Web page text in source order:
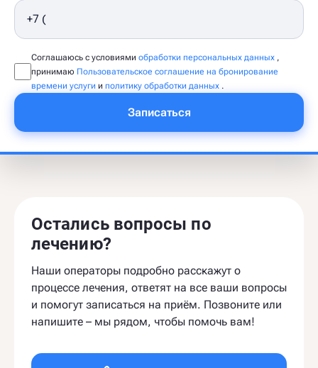
Соглашаюсь с условиями обработки персональных данных ,
принимаю Пользовательское соглашение на бронирование
времени услуги и политику обработки данных .
Записаться
Остались вопросы по
лечению?
Наши операторы подробно расскажут о
процессе лечения, ответят на все ваши вопросы
и помогут записаться на приём. Позвоните или
напишите – мы рядом, чтобы помочь вам!